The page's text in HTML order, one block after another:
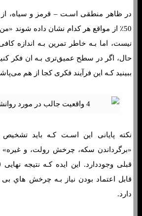
در ظاهر منطقی اسـت – قرمز و سیاه، از
نیست، اما بـه خاطر تمرین بـه اندازه
حال، اگر در سطح عمیق‌تری بـه ان فکر
ببینید کـه این فرآیند فکری کجا از هم
نکته پایانی این اسـت کـه باید
«برگرداندن سکه، چرخش رولت، و
قابل اعتماد بودن نیاز بـه چرخش هاي‌ بی
دارد.